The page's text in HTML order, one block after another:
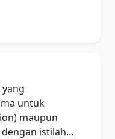
untuk
maupun
istilah...